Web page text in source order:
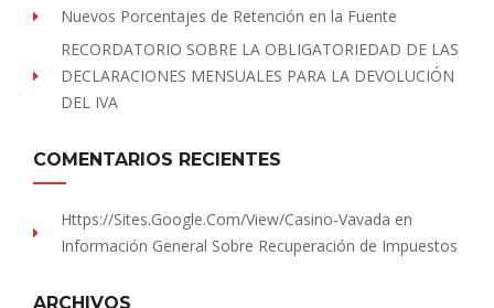
Nuevos Porcentajes de Retención en la Fuente
RECORDATORIO SOBRE LA OBLIGATORIEDAD DE LAS
DECLARACIONES MENSUALES PARA LA DEVOLUCIÓN
DEL IVA
COMENTARIOS RECIENTES
Https://sites.Google.com/view/Casino-Vavada en
Información General Sobre Recuperación de Impuestos
ARCHIVOS